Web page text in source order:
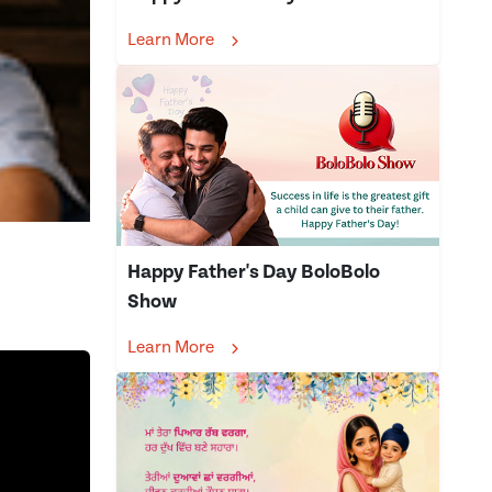
Learn More
Happy Father's Day BoloBolo
Show
Learn More